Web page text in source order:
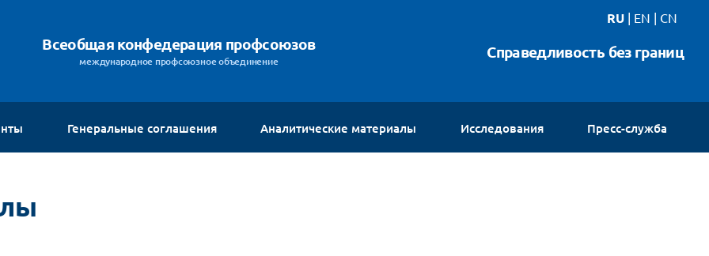
Всеобщая конфедерация профсоюзов
международное профсоюзное объединение Справедливость без границ
RU | EN | CN
Генеральные соглашения Аналитические материалы Исследования Пресс-служба